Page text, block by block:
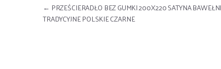
Nawigacja wpisu
← PRZEŚCIERADŁO BEZ GUMKI 200X220 SATYNA
TRADYCYJNE POLSKIE CZARNE